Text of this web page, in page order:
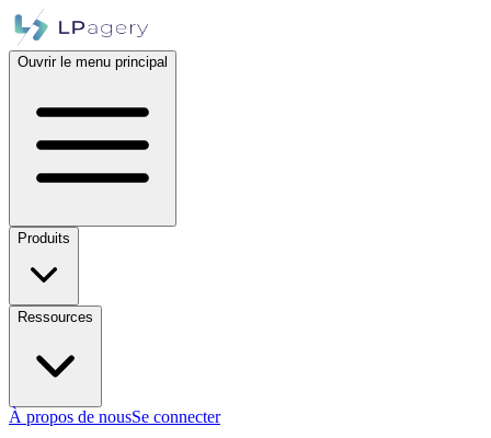
Ouvrir le menu principal
Produits
Ressources
À propos de nousSe connecter